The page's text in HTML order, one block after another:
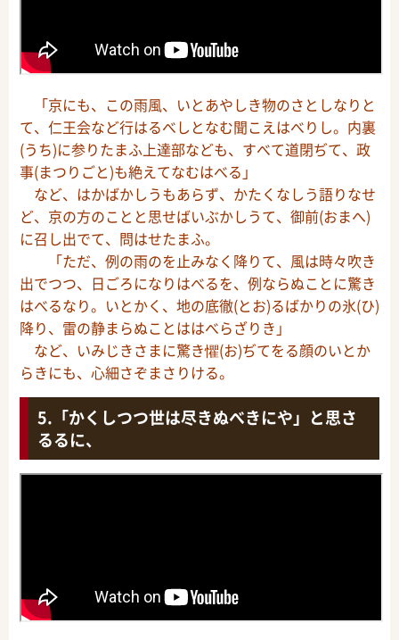
「京にも、この雨風、いとあやしき物のさとしなりと
て、仁王会など行はるべしとなむ聞こえはべりし。内裏
(うち)に参りたまふ上達部なども、すべて道閉ぢて、政
事(まつりごと)も絶えてなむはべる」
など、はかばかしうもあらず、かたくなしう語りなせ
ど、京の方のことと思せばいぶかしうて、御前(おまへ)
に召し出でて、問はせたまふ。
「ただ、例の雨のを止みなく降りて、風は時々吹き
出でつつ、日ごろになりはべるを、例ならぬことに驚き
はべるなり。いとかく、地の底徹(とお)るばかりの氷(ひ)
降り、雷の静まらぬことははべらざりき」
など、いみじきさまに驚き懼(お)ぢてをる顔のいとか
らきにも、心細さぞまさりける。
「かくしつつ世は尽きぬべきにや」と思さ
るるに、